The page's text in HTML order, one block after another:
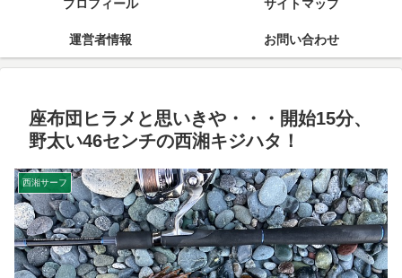
プロフィール サイトマップ
運営者情報 お問い合わせ
座布団ヒラメと思いきや・・・開始15分、
野太い46センチの西湘キジハタ！
西湘サーフ